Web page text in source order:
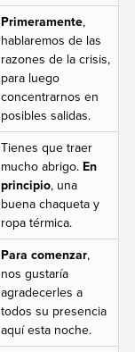
Primeramente,
hablaremos de las
razones de la crisis,
para luego
concentrarnos en
posibles salidas.
Tienes que traer
mucho abrigo. En
principio, una
buena chaqueta y
ropa térmica.
Para comenzar,
nos gustaría
agradecerles a
todos su presencia
aquí esta noche.